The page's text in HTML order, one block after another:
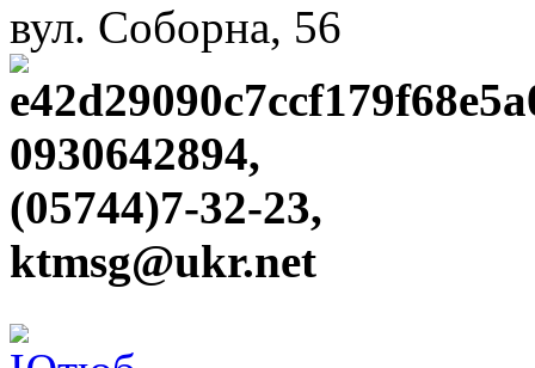
вул. Cоборна, 56
0930642894,
(05744)7-32-23,
ktmsg@ukr.net